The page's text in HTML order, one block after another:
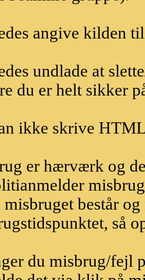
angive kilden
undlade at
du er helt sikker
ikke skrive
er hærværk og
består
så
du misbrug/fejl